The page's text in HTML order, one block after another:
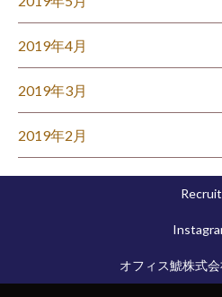
2019年4月
2019年3月
2019年2月
Recruit
オフィス鯱株式